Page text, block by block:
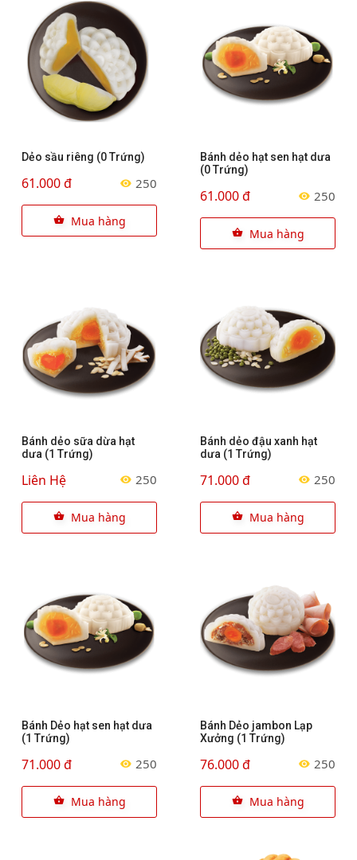
Dẻo sầu riêng (0 Trứng)
61.000 đ 250
Mua hàng
Bánh dẻo hạt sen hạt dưa
(0 Trứng)
61.000 đ 250
Mua hàng
Bánh dẻo sữa dừa hạt
dưa (1 Trứng)
Liên Hệ 250
Mua hàng
Bánh dẻo đậu xanh hạt
dưa (1 Trứng)
71.000 đ 250
Mua hàng
Bánh Dẻo hạt sen hạt dưa
(1 Trứng)
71.000 đ 250
Mua hàng
Bánh Dẻo jambon Lạp
Xưởng (1 Trứng)
76.000 đ 250
Mua hàng